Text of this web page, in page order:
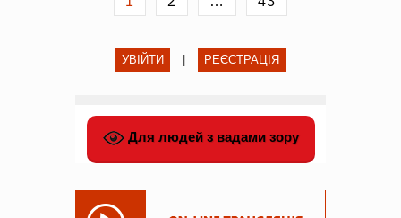
УВІЙТИ РЕЄСТРАЦІЯ
Для людей з вадами зору